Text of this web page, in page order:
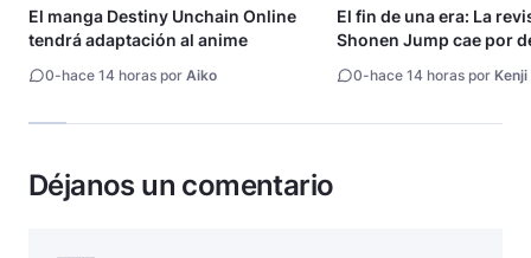
El manga Destiny Unchain Online
tendrá adaptación al anime
0-hace 14 horas por Aiko
El fin de una era: La
Shonen Jump cae por
0-hace 14 horas por Kenji
Déjanos un comentario